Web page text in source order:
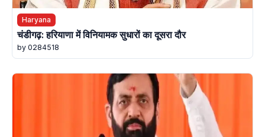
Haryana
चंडीगढ़: हरियाणा में विनियामक सुधारों का दूसरा दौर
by 0284518